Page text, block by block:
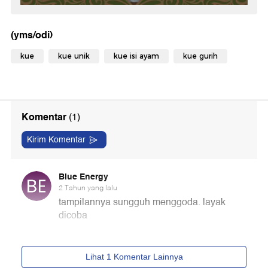
(yms/odi)
kue kue unik kue isi ayam kue gurih